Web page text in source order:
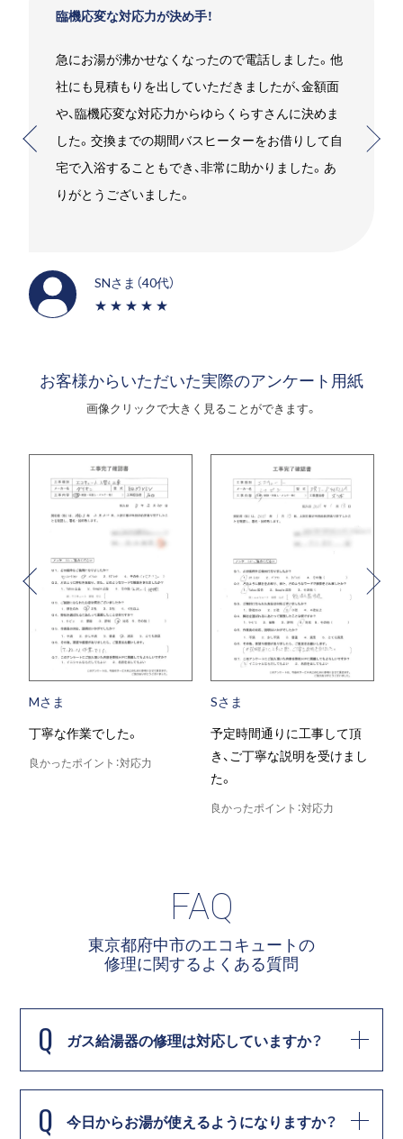
臨機応変な対応力が決め手！
急にお湯が沸かせなくなったので電話しました。他
社にも見積もりを出していただきましたが、金額面
や、臨機応変な対応力からゆらくらすさんに決めま
した。交換までの期間バスヒーターをお借りして自
宅で入浴することもでき、非常に助かりました。あ
りがとうございました。
SNさま（40代）
★★★★★
お客様からいただいた実際のアンケート用紙
画像クリックで大きく見ることができます。
Mさま
丁寧な作業でした。
良かったポイント：対応力
Sさま
予定時間通りに工事して頂
き、ご丁寧な説明を受けまし
た。
良かったポイント：対応力
FAQ
東京都府中市のエコキュートの
修理に関するよくある質問
Q ガス給湯器の修理は対応していますか？
Q 今日からお湯が使えるようになりますか？